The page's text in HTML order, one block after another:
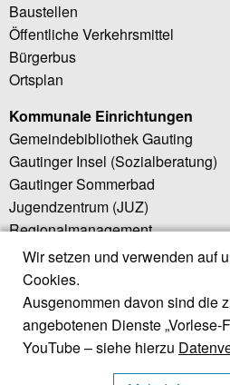
Wir setzen und verwenden auf
Cookies.
Ausgenommen davon sind die
angebotenen Dienste „Vorlese-
YouTube – siehe hierzu
Baustellen
Öffentliche Verkehrsmittel
Bürgerbus
Ortsplan
Kommunale Einrichtungen
Gemeindebibliothek Gauting
Gautinger Insel (Sozialberatung)
Gautinger Sommerbad
Jugendzentrum (JUZ)
Regionalmanagement
Weiterführende Links
Little Bird (Elternportal)
Regionalwerk Würmtal
Würmtal Zweckverband
ZweckV. Würmtalrealschule
Landratsamt Starnberg